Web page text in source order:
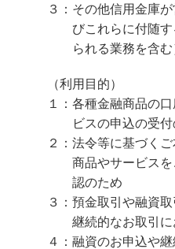
３：その他信用金庫
びこれらに付随
られる業務を含む
（利用目的）
１：各種金融商品の
ビスの申込の受
２：法令等に基づく
商品やサービス
認のため
３：預金取引や融資
継続的なお取引
４：融資のお申込や